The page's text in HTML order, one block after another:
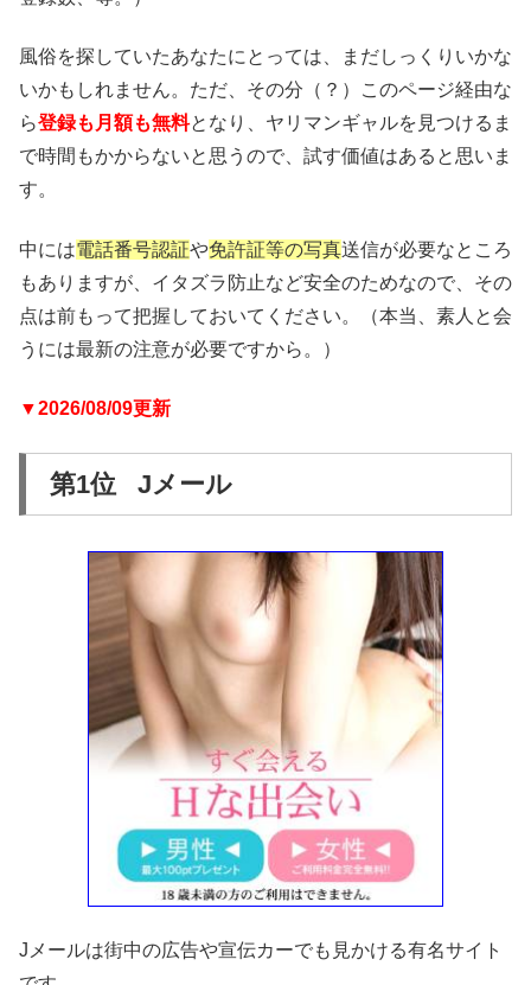
風俗を探していたあなたにとっては、まだしっくりいかな
いかもしれません。ただ、その分（？）このページ経由な
ら登録も月額も無料となり、ヤリマンギャルを見つけるま
で時間もかからないと思うので、試す価値はあると思いま
す。
中には電話番号認証や免許証等の写真送信が必要なところ
もありますが、イタズラ防止など安全のためなので、その
点は前もって把握しておいてください。（本当、素人と会
うには最新の注意が必要ですから。）
▼2026/08/09更新
第1位 Jメール
Jメールは街中の広告や宣伝カーでも見かける有名サイト